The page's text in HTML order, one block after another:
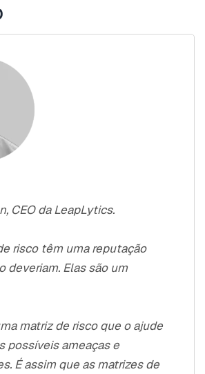
CEO da LeapLytics.
risco têm uma reputação
deveriam. Elas são um
matriz de risco que o ajude
possíveis ameaças e
É assim que as matrizes de